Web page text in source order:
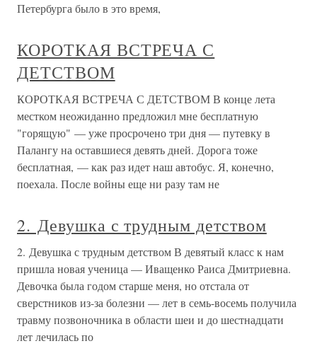
Петербурга было в это время,
КОРОТКАЯ ВСТРЕЧА С
ДЕТСТВОМ
КОРОТКАЯ ВСТРЕЧА С ДЕТСТВОМ В конце лета
местком неожиданно предложил мне бесплатную
"горящую" — уже просрочено три дня — путевку в
Палангу на оставшиеся девять дней. Дорога тоже
бесплатная, — как раз идет наш автобус. Я, конечно,
поехала. После войны еще ни разу там не
2. Девушка с трудным детством
2. Девушка с трудным детством В девятый класс к нам
пришла новая ученица — Иващенко Раиса Дмитриевна.
Девочка была годом старше меня, но отстала от
сверстников из-за болезни — лет в семь-восемь получила
травму позвоночника в области шеи и до шестнадцати
лет лечилась по